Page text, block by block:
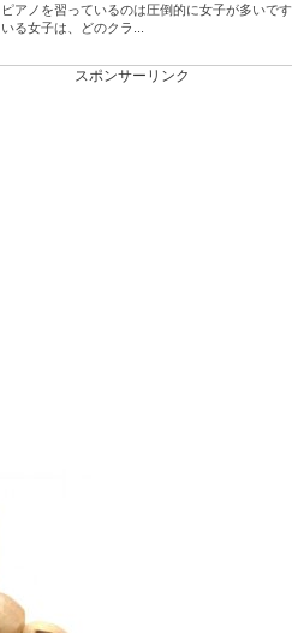
ピアノを習っているのは圧倒的に女子が多いで
いる女子は、どのクラ...
サッカーの練習メニュー。 体力強化の筋トレや
ど、いろいろなアプロー...
スポンサーリンク